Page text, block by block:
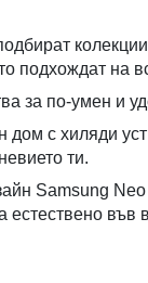
подхождат на
за по-умен и
с хиляди
ти.
Samsung
естествено във